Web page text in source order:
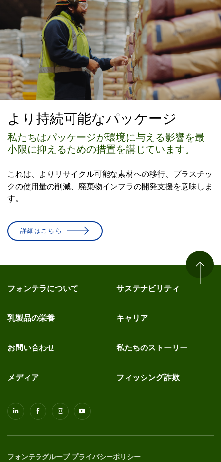
より持続可能なパッケージ
私たちはパッケージが環境に与える影響を最
小限に抑えるための措置を講じています。
これは、よりリサイクル可能な素材への移行、プラスチッ
クの使用量の削減、廃棄物インフラの開発支援を意味しま
す。
詳細はこちら
フォンテラについて サステナビリティ
乳製品の栄養 キャリア
お問い合わせ 私たちのストーリー
メディア フィッシング詐欺
フォンテラグループ プライバシーポリシー